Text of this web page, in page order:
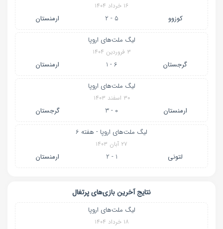
۱۶ خرداد ۱۴۰۴
کوزوو 5 - 2 ارمنستان
لیگ ملت‌های اروپا
۳ فروردین ۱۴۰۴
گرجستان 6 - 1 ارمنستان
لیگ ملت‌های اروپا
۳۰ اسفند ۱۴۰۳
ارمنستان 0 - 3 گرجستان
لیگ ملت‌های اروپا - هفته 6
۲۷ آبان ۱۴۰۳
لتونی 1 - 2 ارمنستان
نتایج آخرین بازی‌های پرتغال
لیگ ملت‌های اروپا
۱۸ خرداد ۱۴۰۴